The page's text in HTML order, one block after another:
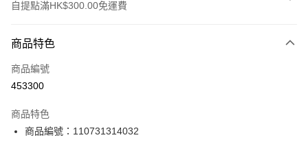
自提點滿HK$300.00免運費
信用卡
Apple Pay
PayMe
商品特色
商品編號
453300
商品特色
商品編號：110731314032